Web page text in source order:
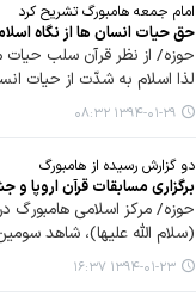
امام جمعه هامبورگ تشریح کرد
حق حیات انسان ها از نگاه
حوزه/ از نظر قرآن سلب حیات
لذا اسلام به شدّت از حیات
۱۳۹۴-۰۱-۲۹ ۰۸:۳۲
دو گزارش رسیده از هامبورگ
برگزاری مسابقات قرآن
حوزه/ مرکز اسلامی هامبورگ
(سلام الله علیها)، شاهد
۱۳۹۴-۰۱-۲۳ ۱۶:۳۷